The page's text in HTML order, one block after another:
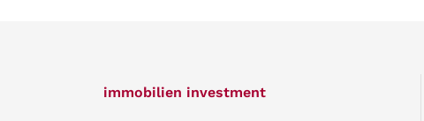
immobilien investment